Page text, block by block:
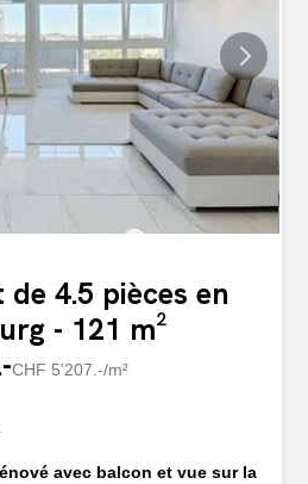
ce bien. Une place de
en sus du prix de vente
intégrale du bâtiment a été
profite d'un emplacement
des écoles, des
4.5 pièces en
- 121 m²
CHF 5'207.-/m²
avec balcon et vue sur la